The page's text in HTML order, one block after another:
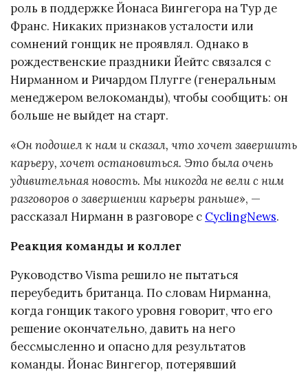
роль в поддержке Йонаса Вингегора на Тур де
Франс. Никаких признаков усталости или
сомнений гонщик не проявлял. Однако в
рождественские праздники Йейтс связался с
Нирманном и Ричардом Плугге (генеральным
менеджером велокоманды), чтобы сообщить: он
больше не выйдет на старт.
«Он подошел к нам и сказал, что хочет завершить
карьеру, хочет остановиться. Это была очень
удивительная новость. Мы никогда не вели с ним
разговоров о завершении карьеры раньше», —
рассказал Нирманн в разговоре с CyclingNews.
Реакция команды и коллег
Руководство Visma решило не пытаться
переубедить британца. По словам Нирманна,
когда гонщик такого уровня говорит, что его
решение окончательно, давить на него
бессмысленно и опасно для результатов
команды. Йонас Вингегор, потерявший